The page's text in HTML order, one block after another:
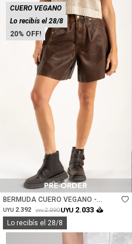
20
CUERO VEGANO
Lo recibís el 28/8
Talle
BERMUDA CUERO VEGANO -
CHOCOLATE
UYU 2.392 UYU 2.990UYU 2.033
Lo recibís el 28/8